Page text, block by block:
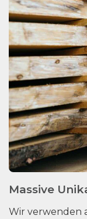
Massive
Wir verwenden